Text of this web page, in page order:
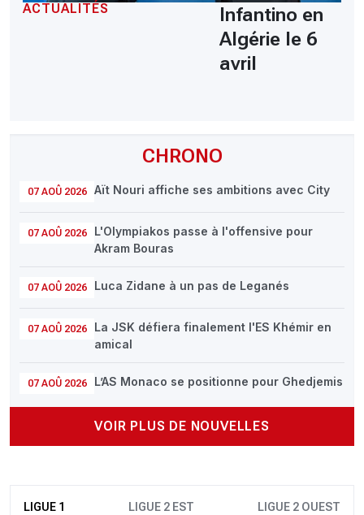
CHRONO
07 AOÛ 2026 Aït Nouri affiche ses ambitions avec City
07 AOÛ 2026
L'Olympiakos passe à l'offensive pour
Akram Bouras
07 AOÛ 2026 Luca Zidane à un pas de Leganés
07 AOÛ 2026
La JSK défiera finalement l'ES Khémir en
amical
07 AOÛ 2026 L’AS Monaco se positionne pour Ghedjemis
VOIR PLUS DE NOUVELLES
LIGUE 1 LIGUE 2 EST LIGUE 2 OUEST
ACTUALITÉS
Infantino en
Algérie le 6
avril